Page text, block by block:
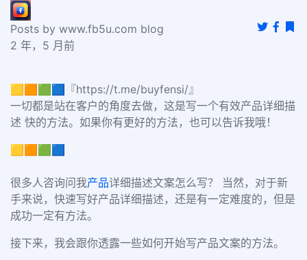
Posts by www.fb5u.com blog
2 年，5 月前
🟨🟧🟩🟦『https://t.me/buyfensi/』
一切都是站在客户的角度去做，这是写一个有效产品详细描
述 快的方法。如果你有更好的方法，也可以告诉我哦！
🟨🟧🟩🟦
很多人咨询问我产品详细描述文案怎么写？ 当然，对于新
手来说，快速写好产品详细描述，还是有一定难度的，但是
成功一定有方法。
接下来，我会跟你透露一些如何开始写产品文案的方法。